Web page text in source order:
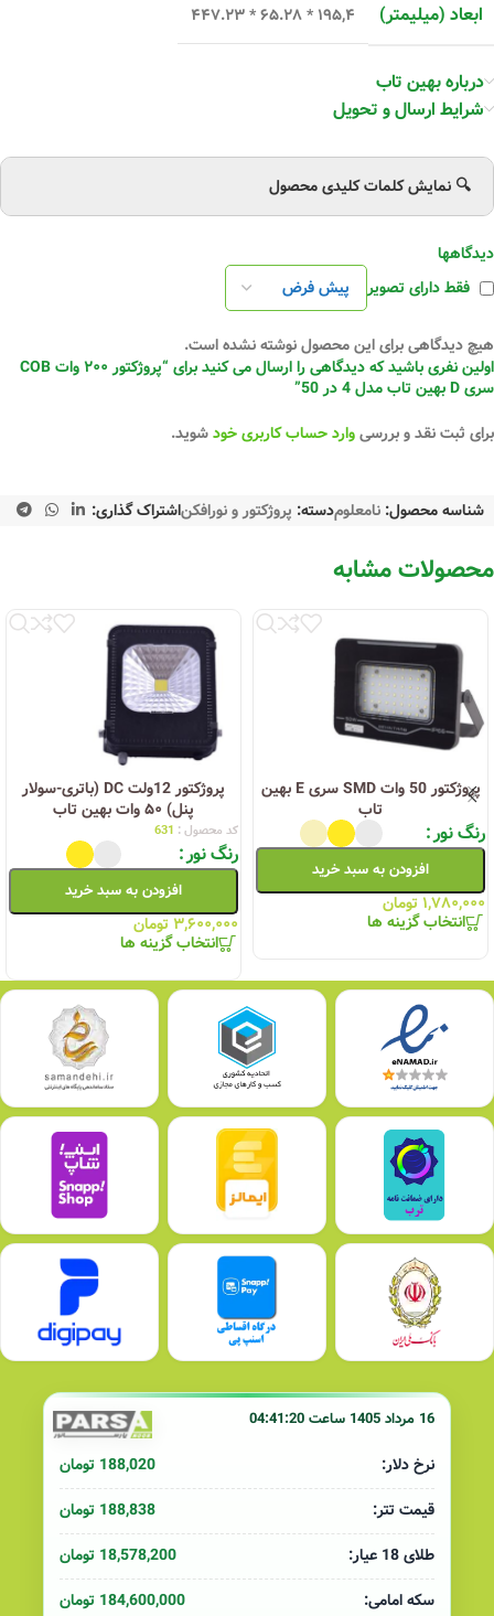
ابعاد (میلیمتر) ۱۹۵,۴ * ۶۵.۲۸ * ۴۴۷.۲۳
درباره بهین تاب
شرایط ارسال و تحویل
🔍 نمایش کلمات کلیدی محصول
دیدگاهها
فقط دارای تصویر
هیچ دیدگاهی برای این محصول نوشته نشده است.
اولین نفری باشید که دیدگاهی را ارسال می کنید برای “پروژکتور ۲۰۰ وات COB
سری D بهین تاب مدل 4 در 50”
برای ثبت نقد و بررسیوارد حساب کاربری خودشوید.
شناسه محصول: نامعلومدسته: پروژکتور و نورافکناشتراک گذاری:
محصولات مشابه
پروژکتور 50 وات SMD سری E بهین
تاب
رنگ نور
افزودن به سبد خرید
۱,۷۸۰,۰۰۰ تومان
انتخاب گزینه ها
پروژکتور 12ولت DC (باتری-سولار
پنل) ۵۰ وات بهین تاب
کد محصول : 631
رنگ نور
افزودن به سبد خرید
۳,۶۰۰,۰۰۰ تومان
انتخاب گزینه ها
16 مرداد 1405 ساعت 04:41:20
نرخ دلار:
188,020 تومان
قیمت تتر:
188,838 تومان
طلای 18 عیار:
18,578,200 تومان
سکه امامی:
184,600,000 تومان